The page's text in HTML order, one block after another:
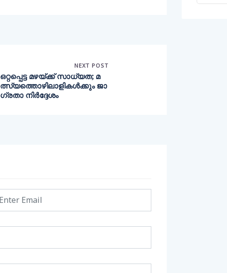
NEXT POST
ഒറ്റപ്പെട്ട മഴയ്ക്ക് സാധ്യത; മ
ത്സ്യത്തൊഴിലാളികൾക്കും ജാ​
ഗ്രതാ നിർദ്ദേശം